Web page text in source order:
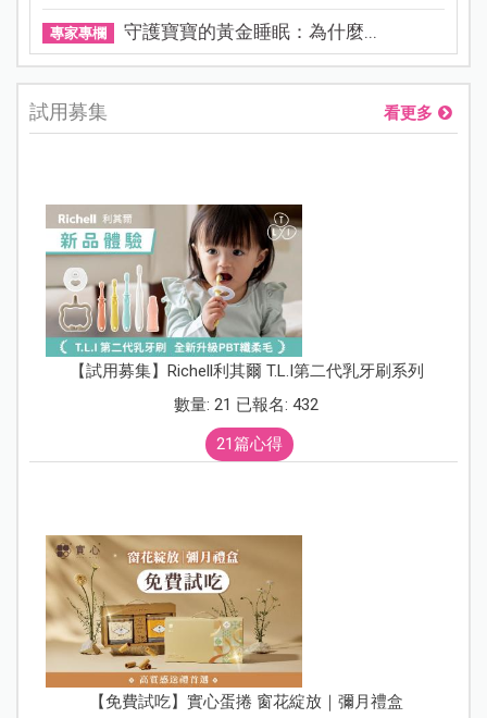
專家專欄 守護寶寶的黃金睡眠：為什麼...
試用募集 看更多
【試用募集】Richell利其爾 T.L.I第二代乳牙刷系列
數量: 21 已報名: 432
21篇心得
【免費試吃】實心蛋捲 窗花綻放｜彌月禮盒